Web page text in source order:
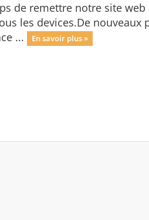
de remettre notre site
les devices.De nouveaux
...
En savoir plus »